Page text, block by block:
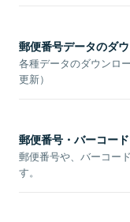
郵便番号データのダ
各種データのダウンロ
更新）
郵便番号・バーコー
郵便番号や、バーコー
す。